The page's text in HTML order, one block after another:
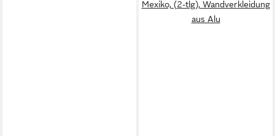
Mexiko, (2-tlg), Wandverkleidung
aus Alu